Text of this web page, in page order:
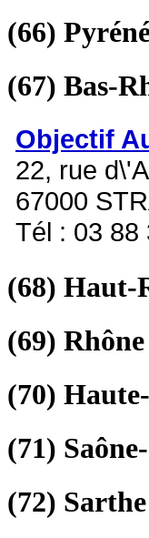
(66)
(67) Bas-
Objectif
22, rue
67000
Tél : 03 88
(68) Haut-
(69) Rhône
(70)
(71)
(72) Sarthe